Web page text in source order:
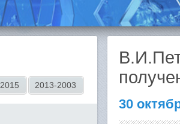
2015 2013-2003
30